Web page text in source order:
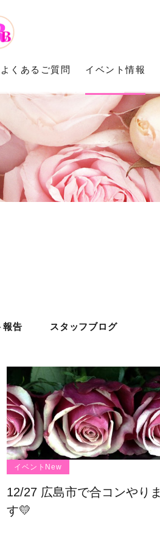
よくあるご質問 イベント情報
報告 スタッフブログ
イベントNew
12/27 広島市で合コンやりま
す💛